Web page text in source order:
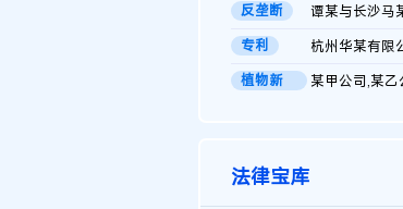
反垄断
专利
植物新
法律宝库